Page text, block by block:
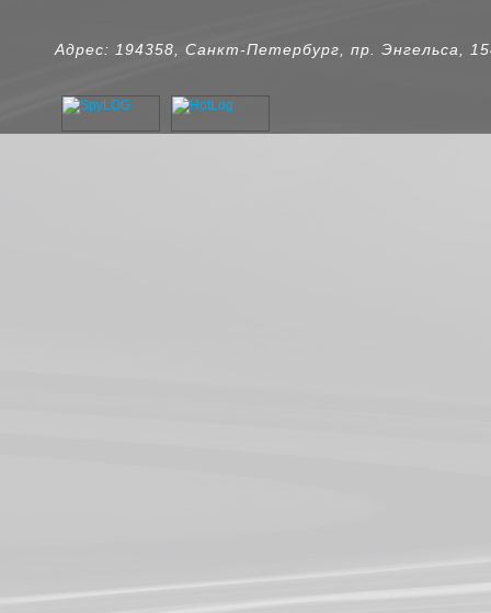
Адрес: 194358, Санкт-Петербург, пр. Энгельса,